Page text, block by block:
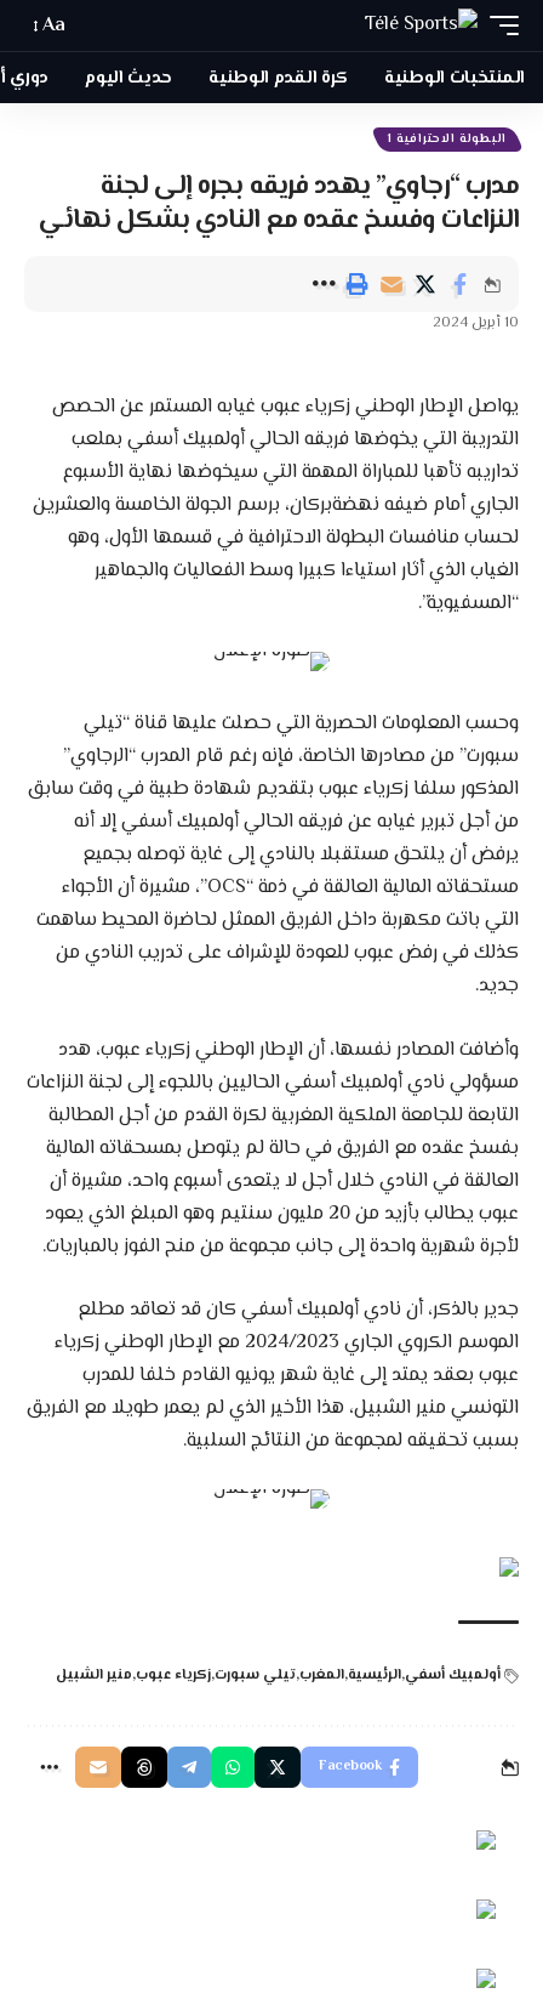
Aa
المنتخبات الوطنية كرة القدم الوطنية حديث اليوم دوري
البطولة الاحترافية 1
مدرب “رجاوي” يهدد فريقه بجره إلى لجنة
النزاعات وفسخ عقده مع النادي بشكل نهائي
يواصل الإطار الوطني زكرياء عبوب غيابه المستمر عن الحصص
التدريبة التي يخوضها فريقه الحالي أولمبيك أسفي بملعب
تداريبه تأهبا للمباراة المهمة التي سيخوضها نهاية الأسبوع
الجاري أمام ضيفه نهضةبركان، برسم الجولة الخامسة والعشرين
لحساب منافسات البطولة الاحترافية في قسمها الأول، وهو
الغياب الذي أثار استياءا كبيرا وسط الفعاليات والجماهير
“المسفيوية”.
وحسب المعلومات الحصرية التي حصلت عليها قناة “تيلي
سبورت” من مصادرها الخاصة، فإنه رغم قام المدرب “الرجاوي”
المذكور سلفا زكرياء عبوب بتقديم شهادة طبية في وقت سابق
من أجل تبرير غيابه عن فريقه الحالي أولمبيك أسفي إلا أنه
يرفض أن يلتحق مستقبلا بالنادي إلى غاية توصله بجميع
مستحقاته المالية العالقة في ذمة “OCS”، مشيرة أن الأجواء
التي باتت مكهربة داخل الفريق الممثل لحاضرة المحيط ساهمت
كذلك في رفض عبوب للعودة للإشراف على تدريب النادي من
جديد.
وأضافت المصادر نفسها، أن الإطار الوطني زكرياء عبوب، هدد
مسؤولي نادي أولمبيك أسفي الحاليين باللجوء إلى لجنة النزاعات
التابعة للجامعة الملكية المغربية لكرة القدم من أجل المطالبة
بفسخ عقده مع الفريق في حالة لم يتوصل بمسحقاته المالية
العالقة في النادي خلال أجل لا يتعدى أسبوع واحد، مشيرة أن
عبوب يطالب بأزيد من 20 مليون سنتيم وهو المبلغ الذي يعود
لأجرة شهرية واحدة إلى جانب مجموعة من منح الفوز بالمباريات.
جدير بالذكر، أن نادي أولمبيك أسفي كان قد تعاقد مطلع
الموسم الكروي الجاري 2024/2023 مع الإطار الوطني زكرياء
عبوب بعقد يمتد إلى غاية شهر يونيو القادم خلفا للمدرب
التونسي منير الشبيل، هذا الأخير الذي لم يعمر طويلا مع الفريق
بسبب تحقيقه لمجموعة من النتائج السلبية.
أولمبيك أسفيالرئيسيةالمغربتيلي سبورتزكرياء عبوبمنير الشبيل
Facebook